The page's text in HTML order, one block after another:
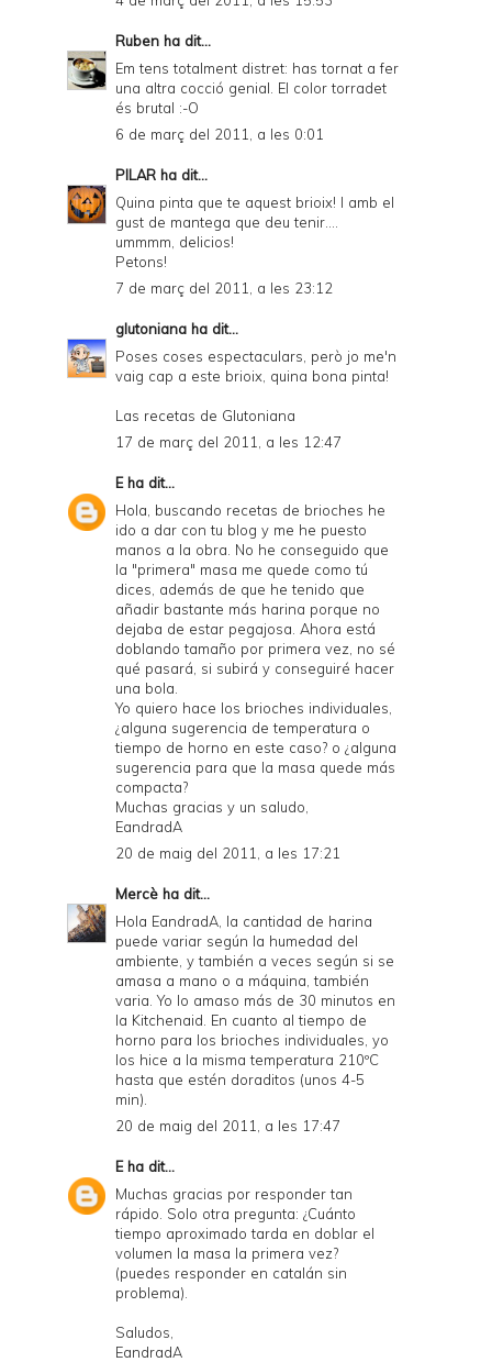
Ruben ha dit...
Em tens totalment distret: has tornat a fer
una altra cocció genial. El color torradet
és brutal :-O
6 de març del 2011, a les 0:01
PILAR ha dit...
Quina pinta que te aquest brioix! I amb el
gust de mantega que deu tenir....
ummmm, delicios!
Petons!
7 de març del 2011, a les 23:12
glutoniana ha dit...
Poses coses espectaculars, però jo me'n
vaig cap a este brioix, quina bona pinta!
Las recetas de Glutoniana
17 de març del 2011, a les 12:47
Eha dit...
Hola, buscando recetas de brioches he
ido a dar con tu blog y me he puesto
manos a la obra. No he conseguido que
la "primera" masa me quede como tú
dices, además de que he tenido que
añadir bastante más harina porque no
dejaba de estar pegajosa. Ahora está
doblando tamaño por primera vez, no sé
qué pasará, si subirá y conseguiré hacer
una bola.
Yo quiero hace los brioches individuales,
¿alguna sugerencia de temperatura o
tiempo de horno en este caso? o ¿alguna
sugerencia para que la masa quede más
compacta?
Muchas gracias y un saludo,
EandradA
20 de maig del 2011, a les 17:21
Mercè ha dit...
Hola EandradA, la cantidad de harina
puede variar según la humedad del
ambiente, y también a veces según si se
amasa a mano o a máquina, también
varia. Yo lo amaso más de 30 minutos en
la Kitchenaid. En cuanto al tiempo de
horno para los brioches individuales, yo
los hice a la misma temperatura 210ºC
hasta que estén doraditos (unos 4-5
min).
20 de maig del 2011, a les 17:47
Eha dit...
Muchas gracias por responder tan
rápido. Solo otra pregunta: ¿Cuánto
tiempo aproximado tarda en doblar el
volumen la masa la primera vez?
(puedes responder en catalán sin
problema).
Saludos,
EandradA